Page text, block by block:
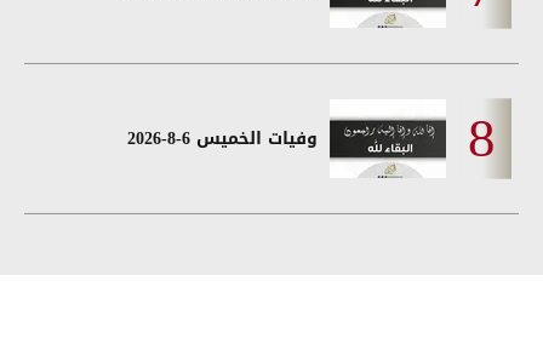
وفيات الخميس 6-8-2026